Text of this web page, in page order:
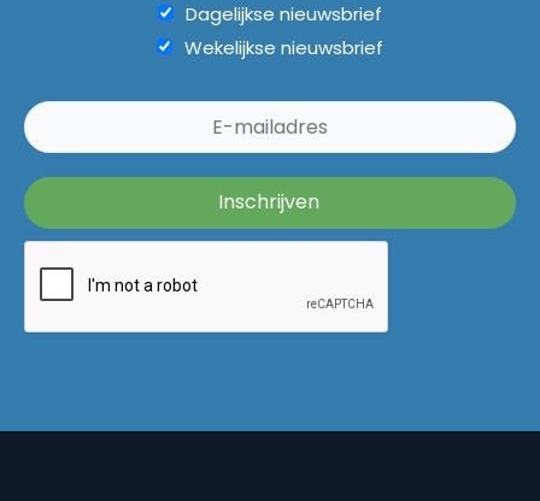
Dagelijkse nieuwsbrief
Wekelijkse nieuwsbrief